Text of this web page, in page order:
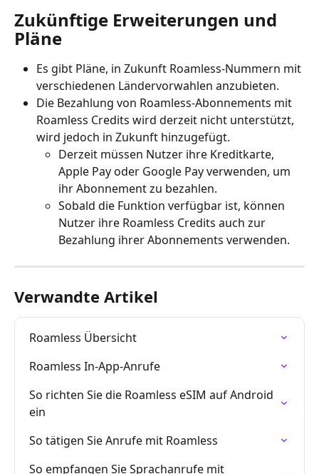
Zukünftige Erweiterungen und
Pläne
Es gibt Pläne, in Zukunft Roamless-Nummern mit
verschiedenen Ländervorwahlen anzubieten.
Die Bezahlung von Roamless-Abonnements mit
Roamless Credits wird derzeit nicht unterstützt,
wird jedoch in Zukunft hinzugefügt.
Derzeit müssen Nutzer ihre Kreditkarte,
Apple Pay oder Google Pay verwenden, um
ihr Abonnement zu bezahlen.
Sobald die Funktion verfügbar ist, können
Nutzer ihre Roamless Credits auch zur
Bezahlung ihrer Abonnements verwenden.
Verwandte Artikel
Roamless Übersicht
Roamless In-App-Anrufe
So richten Sie die Roamless eSIM auf Android
ein
So tätigen Sie Anrufe mit Roamless
So empfangen Sie Sprachanrufe mit